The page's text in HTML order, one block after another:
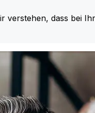
verstehen, dass bei